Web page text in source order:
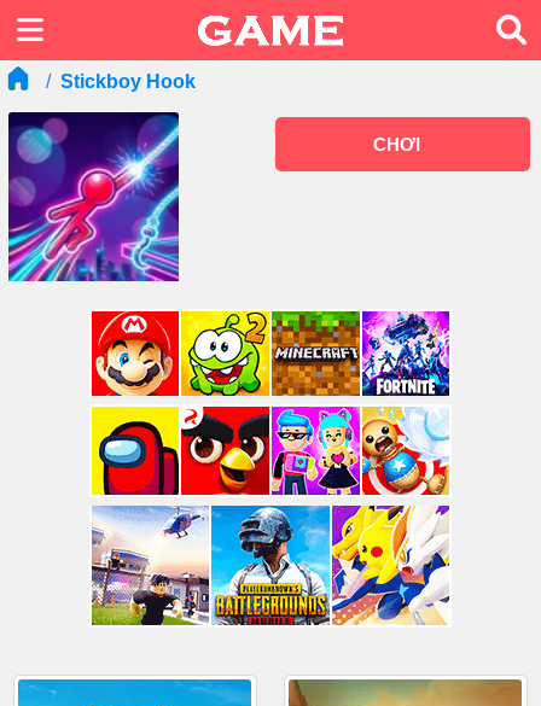
Stickboy Hook
CHƠI